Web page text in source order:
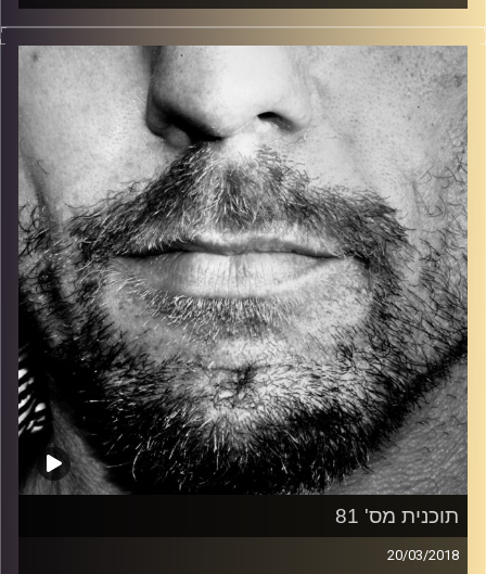
זיפים, מוזיקה מחוספסת של הופעות חיות. הרבה ג'אם, רוק,
בלוז, bluegrass, ג'אז, Fאנק, פרוגרסיב ואפילו אלקטרוניקה.
כל מה שחי, אמיתי ונושם.
עם שמוליק רגב.
קרדיט תמונות: David Goehring
תוכנית מס' 81
20/03/2018